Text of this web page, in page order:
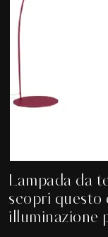
Lampada da
scopri
illuminazione